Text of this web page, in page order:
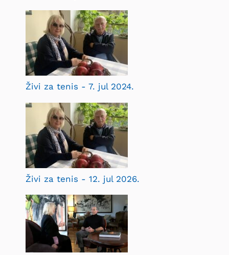
Živi za tenis - 7. jul 2024.
Živi za tenis - 12. jul 2026.